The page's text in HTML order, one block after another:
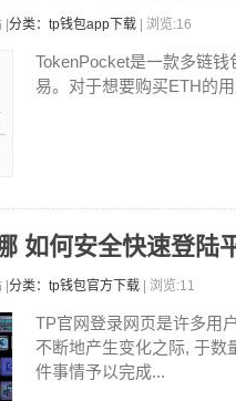
分类：tp钱包app下载 | 浏览:16
TokenPocket是一款多链
易。对于想要购买ETH的
如何安全快速登陆
分类：tp钱包官方下载 | 浏览:11
TP官网登录网页是许多用
不断地产生变化之际, 于数
件事情予以完成...